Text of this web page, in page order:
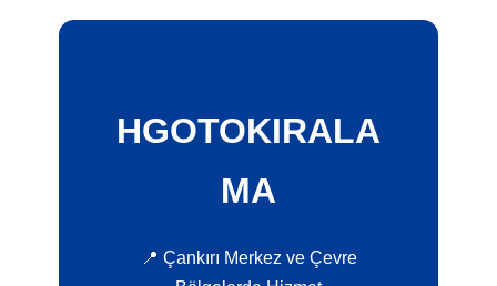
HGOTOKIRALA
MA
📍 Çankırı Merkez ve Çevre